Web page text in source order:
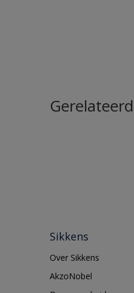
Sikkens
Over Sikkens
AkzoNobel